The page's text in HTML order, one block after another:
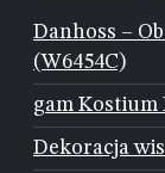
Danhoss –
(W6454C)
gam Kostium
Dekoracja